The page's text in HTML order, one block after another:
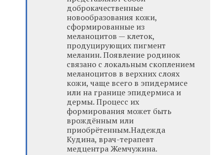
доброкачественные
новообразования кожи,
сформированные из
меланоцитов — клеток,
продуцирующих пигмент
меланин. Появление родинок
связано с локальным скоплением
меланоцитов в верхних слоях
кожи, чаще всего в эпидермисе
или на границе эпидермиса и
дермы. Процесс их
формирования может быть
врождённым или
приобрётенным.Надежда
Кудина, врач-терапевт
медцентра Жемчужина.